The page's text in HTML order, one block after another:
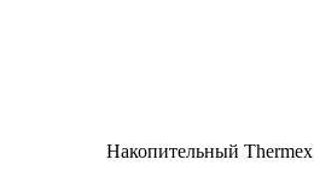
Накопительный Thermex